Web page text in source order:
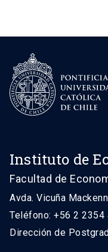
Instituto de
Facultad de
Avda. Vicuña
Teléfono: +56 2 2354
Dirección de